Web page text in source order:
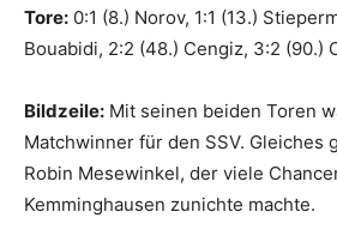
Tore: 0:1 (8.) Norov, 1:1 (13.)
Bouabidi, 2:2 (48.) Cengiz, 3:2 (90.)
Bildzeile: Mit seinen beiden Toren
Matchwinner für den SSV. Gleiches
Robin Mesewinkel, der viele
Kemminghausen zunichte machte.